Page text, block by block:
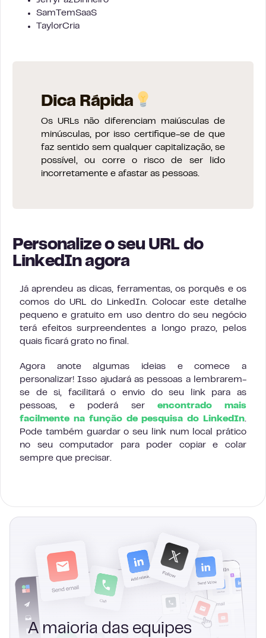
SamTemSaaS
TaylorCria
Dica Rápida
Os URLs não diferenciam maiúsculas de
minúsculas, por isso certifique-se de que
faz sentido sem qualquer capitalização, se
possível, ou corre o risco de ser lido
incorretamente e afastar as pessoas.
Personalize o seu URL do
LinkedIn agora
Já aprendeu as dicas, ferramentas, os porquês e os
comos do URL do LinkedIn. Colocar este detalhe
pequeno e gratuito em uso dentro do seu negócio
terá efeitos surpreendentes a longo prazo, pelos
quais ficará grato no final.
Agora anote algumas ideias e comece a
personalizar! Isso ajudará as pessoas a lembrarem-
se de si, facilitará o envio do seu link para as
pessoas, e poderá ser encontrado mais
facilmente na função de pesquisa do LinkedIn.
Pode também guardar o seu link num local prático
no seu computador para poder copiar e colar
sempre que precisar.
A maioria das equipes